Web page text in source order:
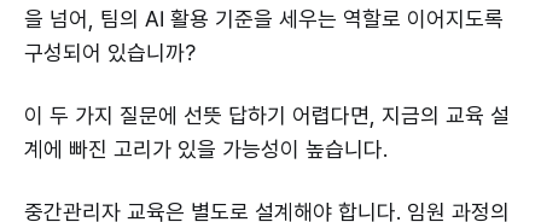
을 넘어, 팀의 AI 활용 기준을 세우는 역할로 이어지도록
구성되어 있습니까?
이 두 가지 질문에 선뜻 답하기 어렵다면, 지금의 교육 설
계에 빠진 고리가 있을 가능성이 높습니다.
중간관리자 교육은 별도로 설계해야 합니다. 임원 과정의